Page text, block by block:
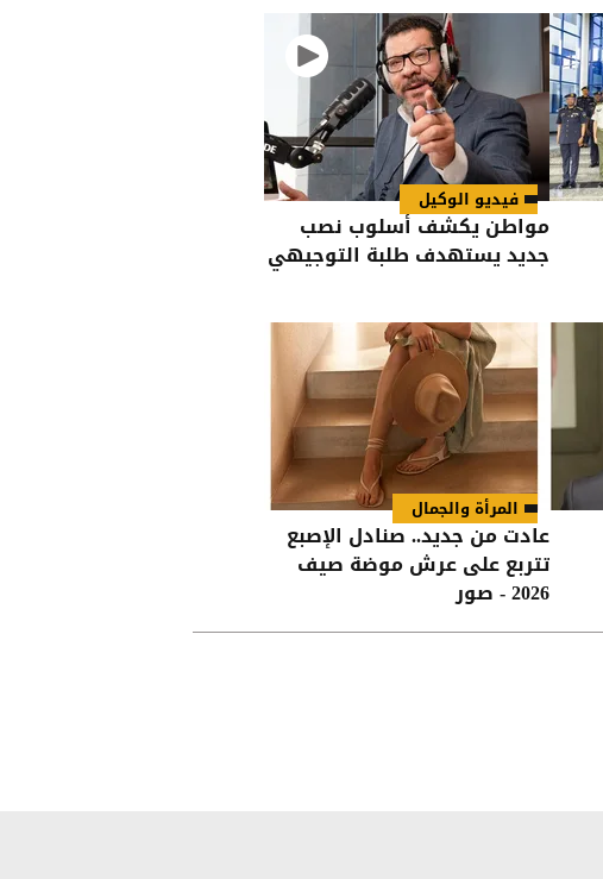
فيديو الوكيل
مواطن يكشف أسلوب نصب
جديد يستهدف طلبة التوجيهي
المرأة والجمال
عادت من جديد.. صنادل الإصبع
تتربع على عرش موضة صيف
2026 - صور